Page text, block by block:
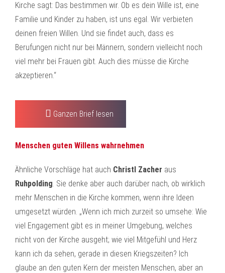
Kirche sagt: Das bestimmen wir. Ob es dein Wille ist, eine
Familie und Kinder zu haben, ist uns egal. Wir verbieten
deinen freien Willen. Und sie findet auch, dass es
Berufungen nicht nur bei Männern, sondern vielleicht noch
viel mehr bei Frauen gibt. Auch dies müsse die Kirche
akzeptieren.“
Ganzen Brief lesen
Menschen guten Willens wahrnehmen
Ähnliche Vorschläge hat auch Christl Zacher aus
Ruhpolding. Sie denke aber auch darüber nach, ob wirklich
mehr Menschen in die Kirche kommen, wenn ihre Ideen
umgesetzt würden. „Wenn ich mich zurzeit so umsehe: Wie
viel Engagement gibt es in meiner Umgebung, welches
nicht von der Kirche ausgeht; wie viel Mitgefühl und Herz
kann ich da sehen, gerade in diesen Kriegszeiten? Ich
glaube an den guten Kern der meisten Menschen, aber an